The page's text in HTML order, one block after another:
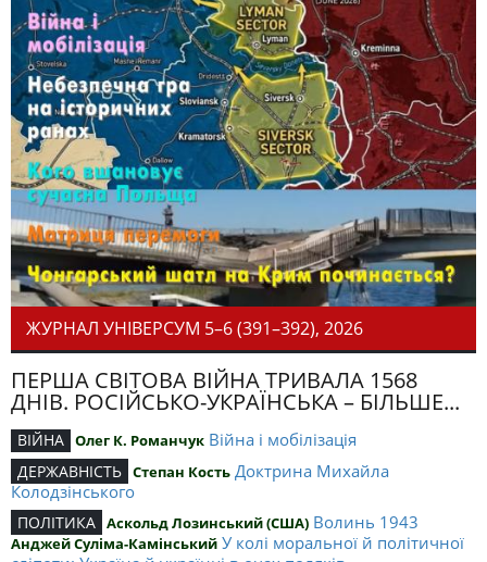
ЖУРНАЛ УНІВЕРСУМ 5–6 (391–392), 2026
ПЕРША СВІТОВА ВІЙНА ТРИВАЛА 1568
ДНІВ. РОСІЙСЬКО-УКРАЇНСЬКА – БІЛЬШЕ...
ВІЙНА Олег К. Романчук Війна і мобілізація
ДЕРЖАВНІСТЬ Степан Кость Доктрина Михайла
Колодзінського
ПОЛІТИКА Аскольд Лозинський (США) Волинь 1943
Анджей Суліма-Камінський У колі моральної й політичної